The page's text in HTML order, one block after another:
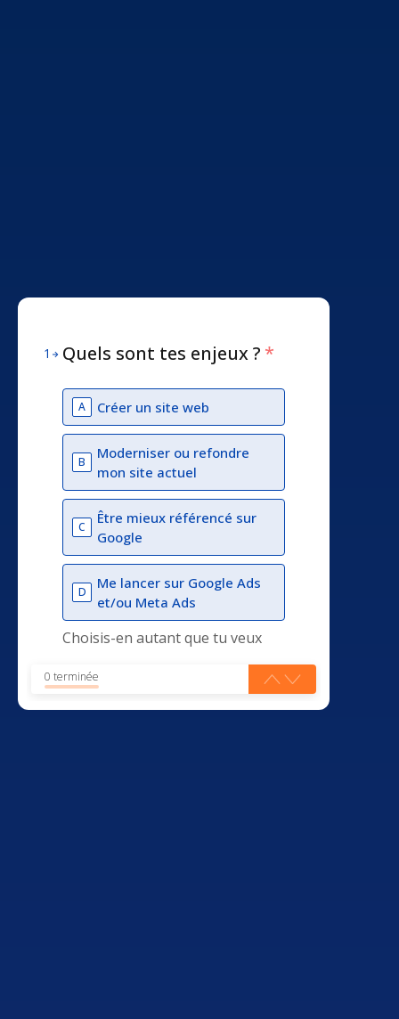
1 Quels sont tes enjeux ? *
A Créer un site web
B
Moderniser ou refondre
mon site actuel
C
Être mieux référencé sur
Google
D
Me lancer sur Google Ads
et/ou Meta Ads
Choisis-en autant que tu veux
0 terminée